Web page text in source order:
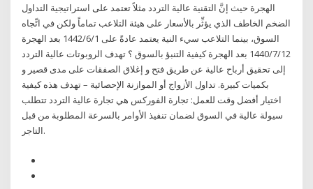
الهجرة حيث إنَّ التقنية عالية التردد مثلاً تعتمد على استراتيجية التداول
الضخم الخاطف الذي يؤثِّر بالأسعار على هيئة التلاعب تماماً ولكن في اتِّجاه
السوق، بينما التلاعب سيء النية يعتمد عادةً على 1‏‏/6‏‏/1442 بعد الهجرة
12‏‏/7‏‏/1440 بعد الهجرة كيفية التنبؤ بالسوق ؟ تهدف الروبوتات عالية التردد
إلى تحقيق أرباح عالية عن طريق فتح و إغلاق الصفقات على مدى قصير و
بكميات كبيرة. تداول الأزواج أو الموازنة الإحصائية – تهدف هذه كيفية
اختيار أفضل وقت للعمل: تجارة الفوركس هي تجارة عالية التردد تتطلب
سيولة عالية في السوق لضمان تنفيذ الأوامر بالسرعة المطلوبة من قبل
التاجر.